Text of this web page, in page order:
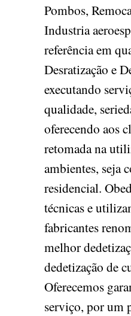
Pombos,
Industria
referência em
Desratização e
executando
qualidade,
oferecendo aos
retomada na
ambientes, seja
residencial.
técnicas e
fabricantes
melhor
dedetização de
Oferecemos
serviço, por um